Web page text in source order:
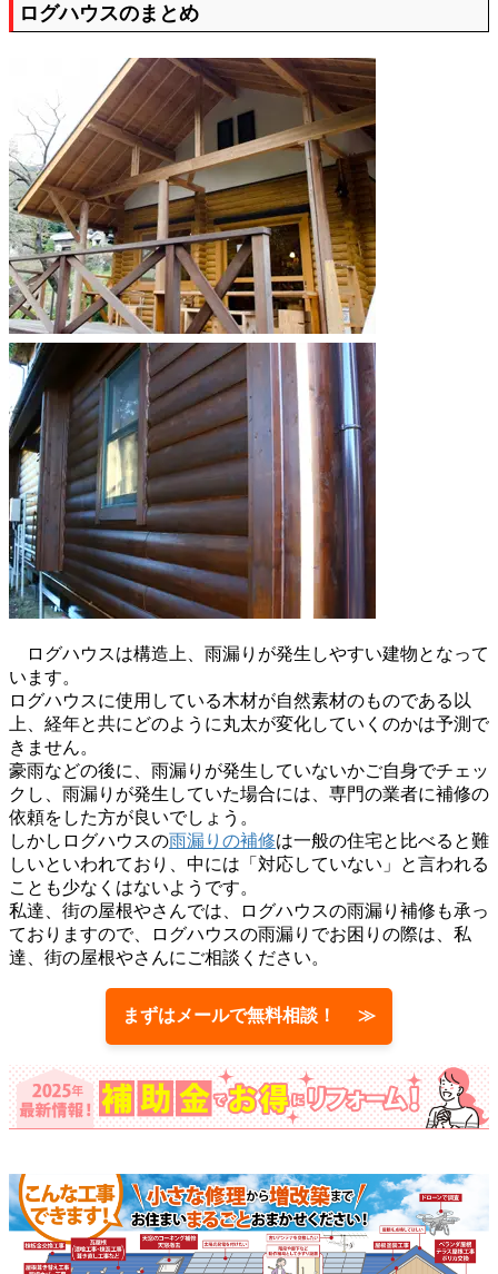
ログハウスのまとめ
ログハウスは構造上、雨漏りが発生しやすい建物となって
います。
ログハウスに使用している木材が自然素材のものである以
上、経年と共にどのように丸太が変化していくのかは予測で
きません。
豪雨などの後に、雨漏りが発生していないかご自身でチェッ
クし、雨漏りが発生していた場合には、専門の業者に補修の
依頼をした方が良いでしょう。
しかしログハウスの雨漏りの補修は一般の住宅と比べると難
しいといわれており、中には「対応していない」と言われる
ことも少なくはないようです。
私達、街の屋根やさんでは、ログハウスの雨漏り補修も承っ
ておりますので、ログハウスの雨漏りでお困りの際は、私
達、街の屋根やさんにご相談ください。
まずはメールで無料相談！ ≫